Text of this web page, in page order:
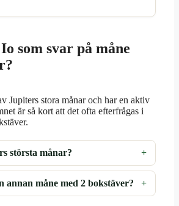
som svar på måne
Jupiters stora månar och har en aktiv
är så kort att det ofta efterfrågas i
största månar?
annan måne med 2 bokstäver?